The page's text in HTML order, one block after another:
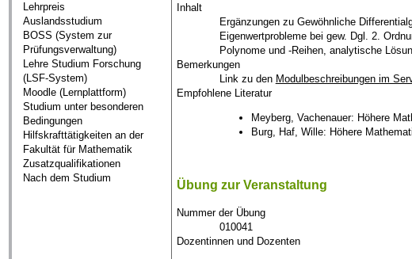
Lehrpreis
Auslandsstudium
BOSS (System zur
Prüfungsverwaltung)
Lehre Studium Forschung
(LSF-System)
Moodle (Lernplattform)
Studium unter besonderen
Bedingungen
Hilfskrafttätigkeiten an der
Fakultät für Mathematik
Zusatzqualifikationen
Nach dem Studium
Inhalt
Ergänzungen zu Gewöhnliche
Eigenwertprobleme bei gew. Dgl. 2.
Polynome und -Reihen, analytische
Bemerkungen
Link zu den Modulbeschreibungen im
Empfohlene Literatur
Meyberg, Vachenauer: Höhere
Burg, Haf, Wille: Höhere
Übung zur Veranstaltung
Nummer der Übung
010041
Dozentinnen und Dozenten